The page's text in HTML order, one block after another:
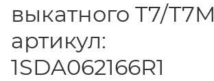
выкатного T7/T7M
артикул:
1SDA062166R1